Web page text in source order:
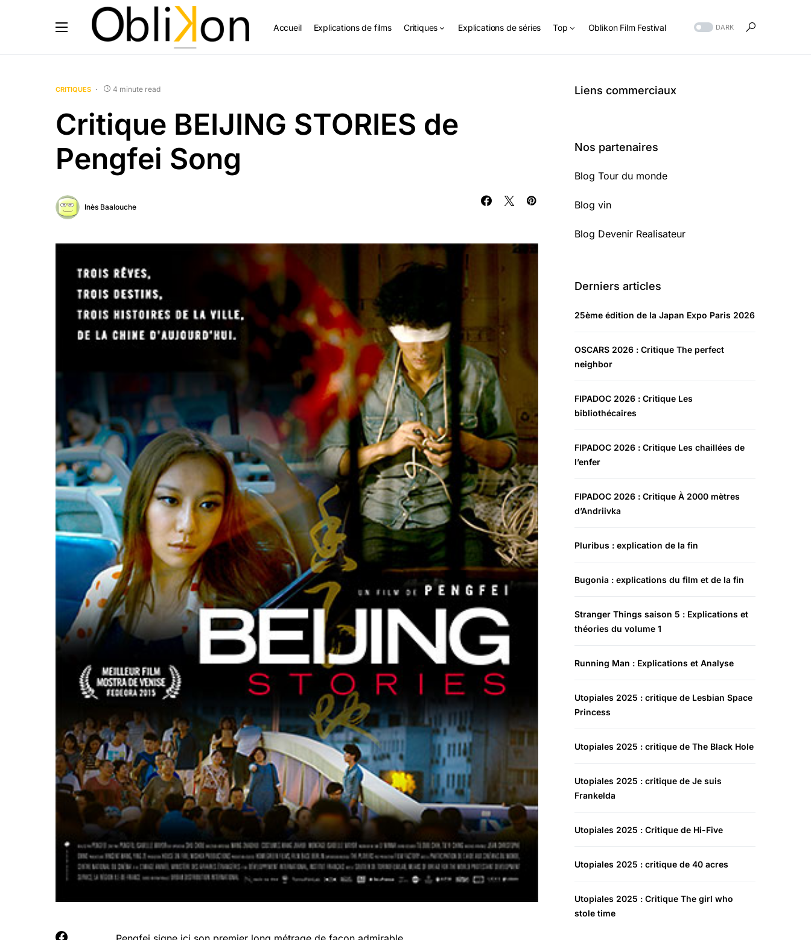
Accueil Explications de films Critiques Explications de séries Top Oblikon Film Festival DARK
CRITIQUES 4 minute read
Critique BEIJING STORIES de
Pengfei Song
Inès Baalouche
Liens commerciaux
Nos partenaires
Blog Tour du monde
Blog vin
Blog Devenir Realisateur
Derniers articles
25ème édition de la Japan Expo Paris 2026
OSCARS 2026 : Critique The perfect
neighbor
FIPADOC 2026 : Critique Les
bibliothécaires
FIPADOC 2026 : Critique Les chaillées de
l’enfer
FIPADOC 2026 : Critique À 2000 mètres
d’Andriivka
Pluribus : explication de la fin
Bugonia : explications du film et de la fin
Stranger Things saison 5 : Explications et
théories du volume 1
Running Man : Explications et Analyse
Utopiales 2025 : critique de Lesbian Space
Princess
Utopiales 2025 : critique de The Black Hole
Utopiales 2025 : critique de Je suis
Frankelda
Utopiales 2025 : Critique de Hi-Five
Utopiales 2025 : critique de 40 acres
Utopiales 2025 : Critique The girl who
stole time